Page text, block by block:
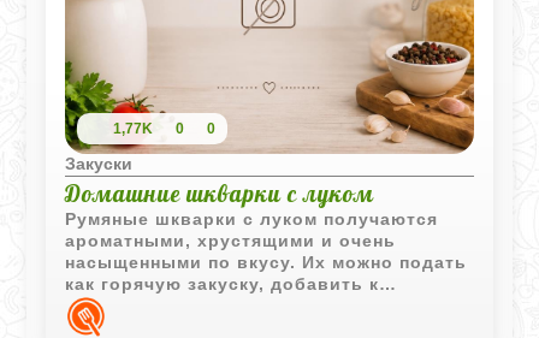
1,77K 0 0
Закуски
Домашние шкварки с луком
Румяные шкварки с луком получаются
ароматными, хрустящими и очень
насыщенными по вкусу. Их можно подать
как горячую закуску, добавить к
картофелю или использовать
вытопленный жир для приготовления